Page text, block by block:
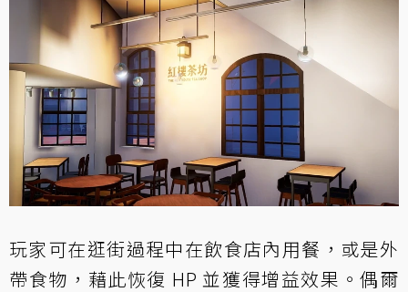
玩家可在逛街過程中在飲食店內用餐，或是外
帶食物，藉此恢復 HP 並獲得增益效果。偶爾